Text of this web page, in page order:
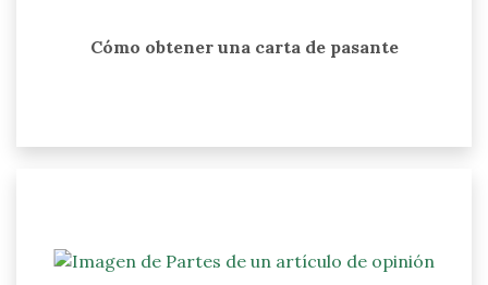
Cómo obtener una carta de pasante